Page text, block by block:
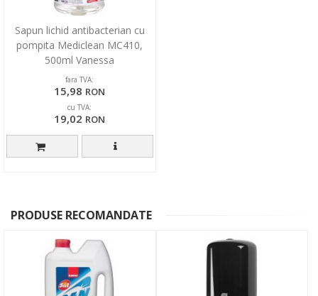
Sapun lichid antibacterian cu
pompita Mediclean MC410,
500ml Vanessa
fara TVA:
15,98 RON
cu TVA:
19,02 RON
PRODUSE RECOMANDATE